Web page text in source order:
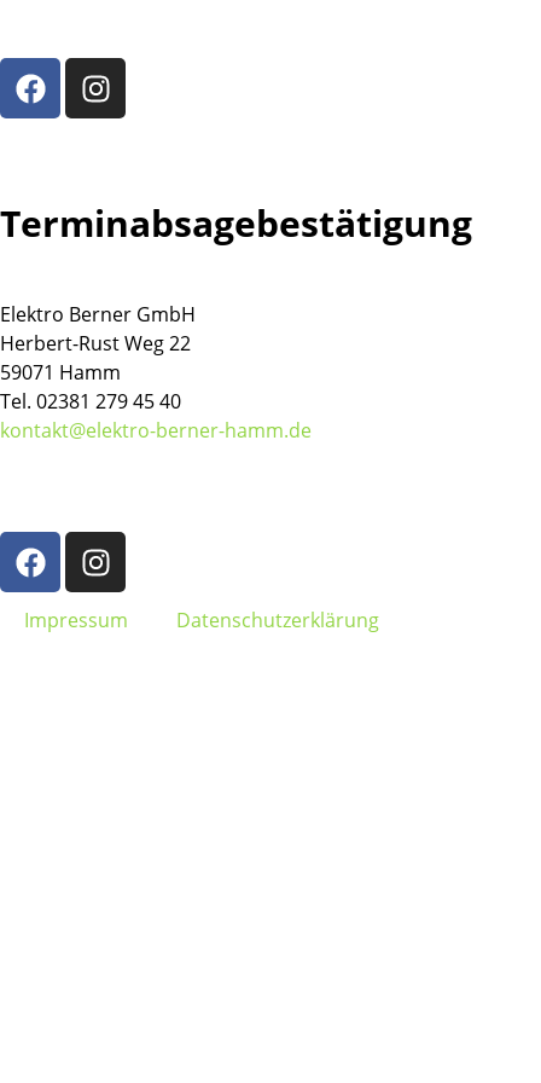
Terminabsagebestätigung
Elektro Berner GmbH
Herbert-Rust Weg 22
59071 Hamm
Tel. 02381 279 45 40
kontakt@elektro-berner-hamm.de
Impressum Datenschutzerklärung